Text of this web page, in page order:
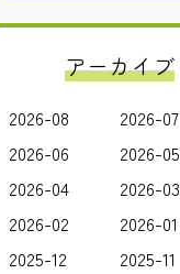
アーカイブ
2026-08
2026-07
2026-06
2026-05
2026-04
2026-03
2026-02
2026-01
2025-12
2025-11